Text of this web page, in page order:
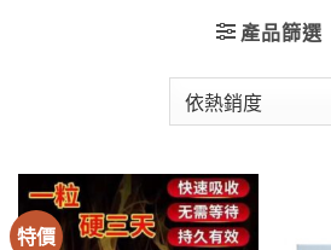
產品篩選
特價